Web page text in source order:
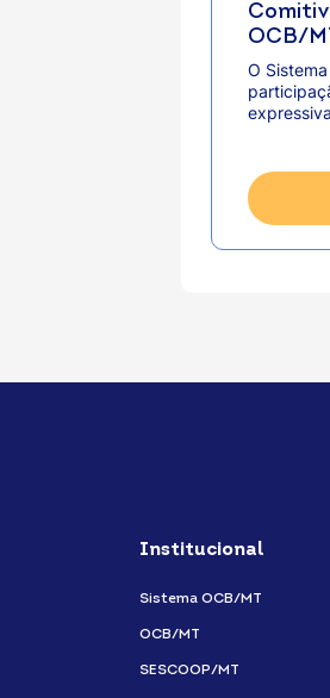
OCB/
de
O
Institucional
Sistema OCB/MT
OCB/MT
SESCOOP/MT